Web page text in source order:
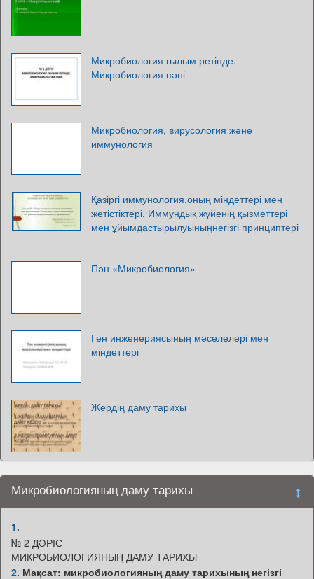
Микробиология ғылым ретінде.
Микробиология пәні
Микробиология, вирусология және
иммунология
Қазіргі иммунология,оның міндеттері мен
жетістіктері. Иммундық жүйенің қызметтері
мен ұйымдастырылуыныңнегізгі принциптері
Пән «Микробиология»
Ген инженериясының мәселелері мен
міндеттері
Жердің даму тарихы
Микробиологияның даму тарихы
1.
№ 2 ДӘРІС
МИКРОБИОЛОГИЯНЫҢ ДАМУ ТАРИХЫ
2. Мақсат: микробиологияның даму тарихының негізгі